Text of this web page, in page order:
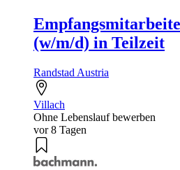
(w/m/d) in Teilzeit
Randstad Austria
Villach
Ohne Lebenslauf bewerben
vor 8 Tagen